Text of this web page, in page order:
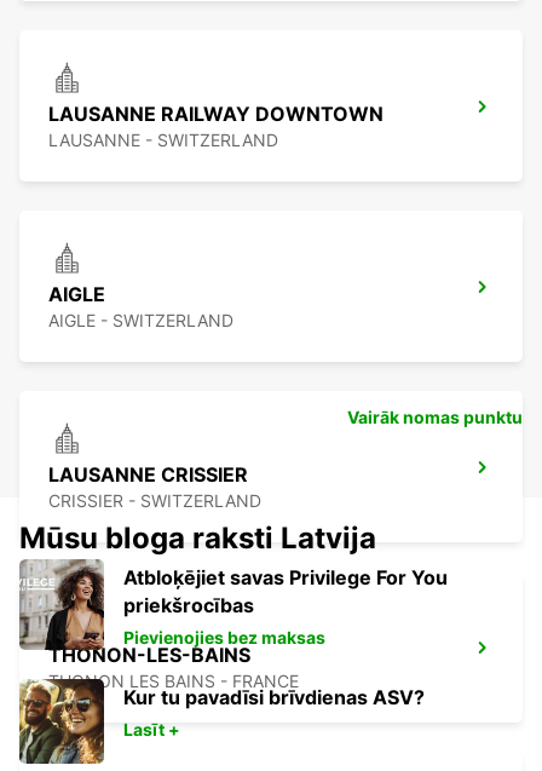
LAUSANNE RAILWAY DOWNTOWN
LAUSANNE - SWITZERLAND
AIGLE
AIGLE - SWITZERLAND
LAUSANNE CRISSIER
CRISSIER - SWITZERLAND
THONON-LES-BAINS
THONON LES BAINS - FRANCE
Vairāk nomas punktu
Mūsu bloga raksti Latvija
Atbloķējiet savas Privilege For You
priekšrocības
Pievienojies bez maksas
Kur tu pavadīsi brīvdienas ASV?
Lasīt +